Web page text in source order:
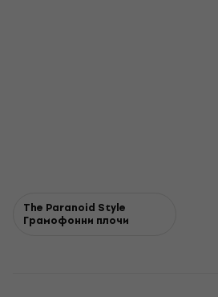
The Paranoid Style
Грамофонни плочи